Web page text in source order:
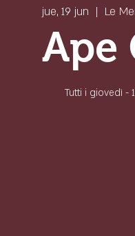
jue, 19 jun
  |
Le
Ape
Tutti i giovedì -